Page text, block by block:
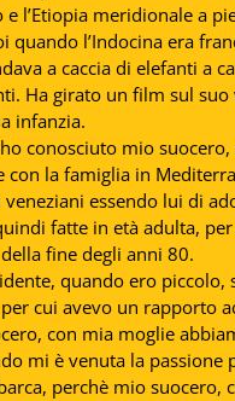
l’Etiopia meridionale a
quando l’Indocina era
a caccia di elefanti a
Ha girato un film sul
infanzia.
conosciuto mio
con la famiglia in
essendo lui di
fatte in età adulta,
fine degli anni 80.
quando ero
cui avevo un rapporto
con mia moglie
mi è venuta la passione
perchè mio suocero,